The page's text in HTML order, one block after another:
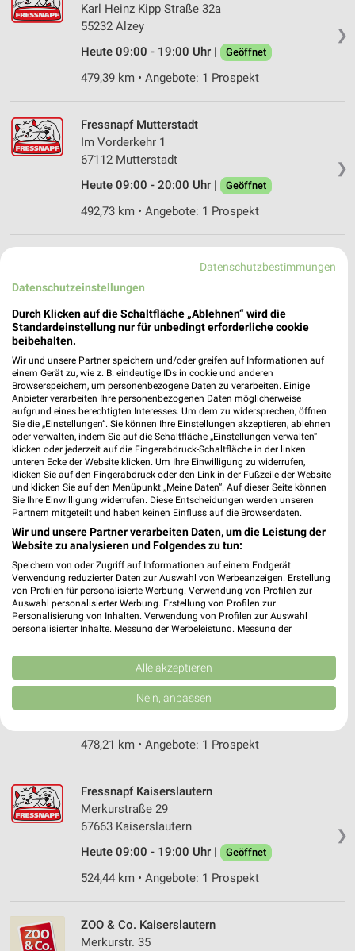
❯
Karl Heinz Kipp Straße 32a
55232 Alzey
Heute 09:00 - 19:00 Uhr |
Geöffnet
479,39 km • Angebote: 1 Prospekt
❯
Fressnapf Mutterstadt
Im Vorderkehr 1
67112 Mutterstadt
Heute 09:00 - 20:00 Uhr |
Geöffnet
492,73 km • Angebote: 1 Prospekt
67547 Worms
Heute 09:00 - 19:30 Uhr | Geöffnet
DAS FUTTERHAUS Worms
Mainzer Straße 162
67547 Worms
Heute 09:00 - 19:00 Uhr | Geöffnet
474,72 km • Angebote: 1 Prospekt
Fressnapf Ludwigshafen
Knollstraße 16
67061 Ludwigshafen
Heute 09:00 - 20:00 Uhr | Geöffnet
484,85 km • Angebote: 1 Prospekt
Fressnapf Mannheim-Sandhofen
Rebhuhnstraße 9
68307 Mannheim
478,21 km • Angebote: 1 Prospekt
❯
Fressnapf Kaiserslautern
Merkurstraße 29
67663 Kaiserslautern
Heute 09:00 - 19:00 Uhr |
Geöffnet
524,44 km • Angebote: 1 Prospekt
ZOO & Co. Kaiserslautern
Merkurstr. 35
Datenschutzbestimmungen
Datenschutzeinstellungen
Durch Klicken auf die Schaltfläche „Ablehnen“ wird die
Standardeinstellung nur für unbedingt erforderliche cookie
beibehalten.
Wir und unsere Partner speichern und/oder greifen auf Informationen auf
einem Gerät zu, wie z. B. eindeutige IDs in cookie und anderen
Browserspeichern, um personenbezogene Daten zu verarbeiten. Einige
Anbieter verarbeiten Ihre personenbezogenen Daten möglicherweise
aufgrund eines berechtigten Interesses. Um dem zu widersprechen, öffnen
Sie die „Einstellungen“. Sie können Ihre Einstellungen akzeptieren, ablehnen
oder verwalten, indem Sie auf die Schaltfläche „Einstellungen verwalten“
klicken oder jederzeit auf die Fingerabdruck-Schaltfläche in der linken
unteren Ecke der Website klicken. Um Ihre Einwilligung zu widerrufen,
klicken Sie auf den Fingerabdruck oder den Link in der Fußzeile der Website
und klicken Sie auf den Menüpunkt „Meine Daten“. Auf dieser Seite können
Sie Ihre Einwilligung widerrufen. Diese Entscheidungen werden unseren
Partnern mitgeteilt und haben keinen Einfluss auf die Browserdaten.
Wir und unsere Partner verarbeiten Daten, um die Leistung der
Website zu analysieren und Folgendes zu tun:
Speichern von oder Zugriff auf Informationen auf einem Endgerät.
Verwendung reduzierter Daten zur Auswahl von Werbeanzeigen. Erstellung
von Profilen für personalisierte Werbung. Verwendung von Profilen zur
Auswahl personalisierter Werbung. Erstellung von Profilen zur
Personalisierung von Inhalten. Verwendung von Profilen zur Auswahl
personalisierter Inhalte. Messung der Werbeleistung. Messung der
Kombinationen von Daten aus verschiedenen Quellen. Entwicklung und
Verbesserung der Angebote. Verwendung reduzierter Daten zur Auswahl
von Inhalten.
Daten können außerhalb der Europäischen Union weitergegeben und in die
USA gesendet werden.
Website/App.
IAB-Verarbeitungszwecke:
Speichern von oder Zugriff auf Informationen
auf einem Endgerät
Werbeanzeigen
Werbung
Alle akzeptieren
Nein, anpassen